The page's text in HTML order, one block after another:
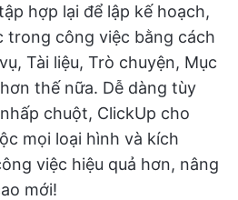
hợp lại để lập kế hoạch,
trong công việc bằng cách
Tài liệu, Trò chuyện, Mục
thế nữa. Dễ dàng tùy
chuột, ClickUp cho
mọi loại hình và kích
việc hiệu quả hơn, nâng
mới!